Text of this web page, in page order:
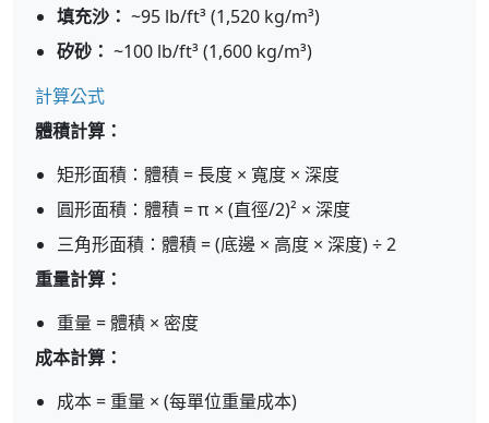
填充沙： ~95 lb/ft³ (1,520 kg/m³)
矽砂： ~100 lb/ft³ (1,600 kg/m³)
計算公式
體積計算：
矩形面積：體積 = 長度 × 寬度 × 深度
圓形面積：體積 = π × (直徑/2)² × 深度
三角形面積：體積 = (底邊 × 高度 × 深度) ÷ 2
重量計算：
重量 = 體積 × 密度
成本計算：
成本 = 重量 × (每單位重量成本)